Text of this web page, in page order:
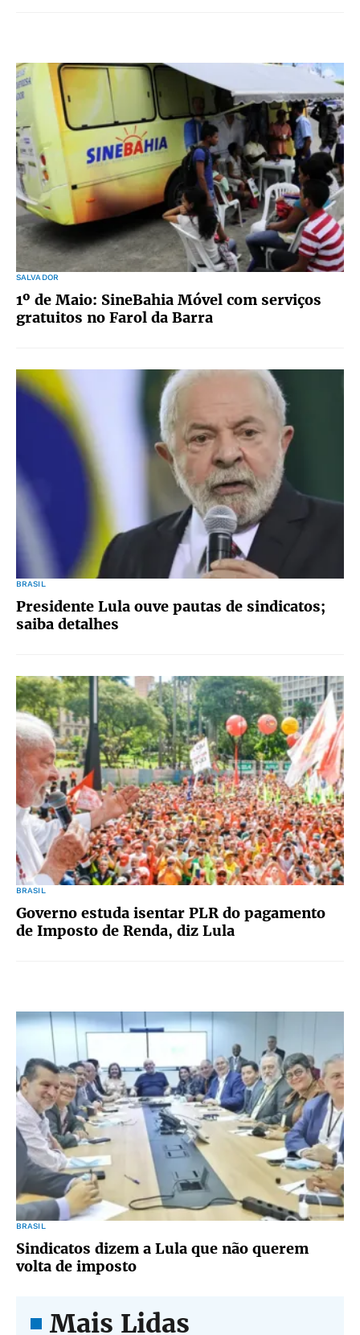
SALVADOR
1º de Maio: SineBahia Móvel com serviços
gratuitos no Farol da Barra
BRASIL
Presidente Lula ouve pautas de sindicatos;
saiba detalhes
BRASIL
Governo estuda isentar PLR do pagamento
de Imposto de Renda, diz Lula
BRASIL
Sindicatos dizem a Lula que não querem
volta de imposto
Mais Lidas